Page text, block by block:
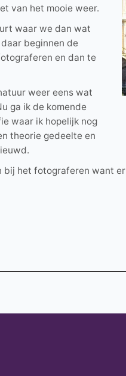
van het mooie weer.
waar we dan wat
beginnen de
en dan te
weer eens wat
ga ik de komende
waar ik hopelijk nog
theorie gedeelte en
bij het fotograferen want